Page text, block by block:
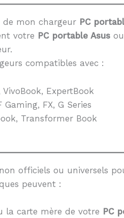
de mon chargeur PC
votre PC portable Asus
compatibles avec :
VivoBook, ExpertBook
Gaming, FX, G Series
Transformer Book
officiels ou universels
peuvent :
la carte mère de votre PC